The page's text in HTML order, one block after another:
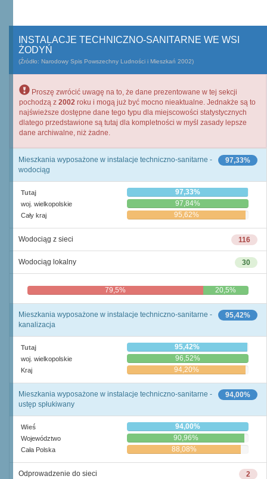
INSTALACJE TECHNICZNO-SANITARNE WE WSI
ŻODYŃ
(Źródło: Narodowy Spis Powszechny Ludności i Mieszkań 2002)
Proszę zwrócić uwagę na to, że dane prezentowane w tej sekcji
pochodzą z 2002 roku i mogą już być mocno nieaktualne. Jednakże są to
najświeższe dostępne dane tego typu dla miejscowości statystycznych
dlatego przedstawione są tutaj dla kompletności w myśl zasady lepsze
dane archiwalne, niż żadne.
97,33%
Mieszkania wyposażone w instalacje techniczno-sanitarne -
wodociąg
Tutaj 97,33%
woj. wielkopolskie 97,84%
Cały kraj 95,62%
116
Wodociąg z sieci
30
Wodociąg lokalny
79,5% 20,5%
95,42%
Mieszkania wyposażone w instalacje techniczno-sanitarne -
kanalizacja
Tutaj 95,42%
woj. wielkopolskie 96,52%
Kraj 94,20%
94,00%
Mieszkania wyposażone w instalacje techniczno-sanitarne -
ustęp spłukiwany
Wieś 94,00%
Województwo 90,96%
Cała Polska 88,08%
2
Odprowadzenie do sieci